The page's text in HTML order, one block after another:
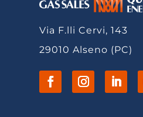
Via F.lli Cervi, 143
29010 Alseno (PC)